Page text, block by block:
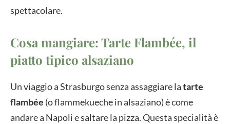
spettacolare.
Cosa mangiare: Tarte Flambée, il
piatto tipico alsaziano
Un viaggio a Strasburgo senza assaggiare latarte
flambée (o flammekueche in alsaziano) è come
andare a Napoli e saltare la pizza. Questa specialità è